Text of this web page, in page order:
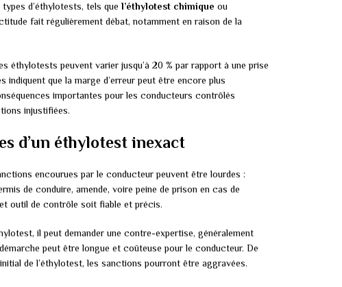
d’éthylotests, tels que l’éthylotest chimique ou
fait régulièrement débat, notamment en raison de la
éthylotests peuvent varier jusqu’à 20 % par rapport à une prise
indiquent que la marge d’erreur peut être encore plus
importantes pour les conducteurs contrôlés
injustifiées.
d’un éthylotest inexact
encourues par le conducteur peuvent être lourdes :
de conduire, amende, voire peine de prison en cas de
outil de contrôle soit fiable et précis.
il peut demander une contre-expertise, généralement
peut être longue et coûteuse pour le conducteur. De
de l’éthylotest, les sanctions pourront être aggravées.